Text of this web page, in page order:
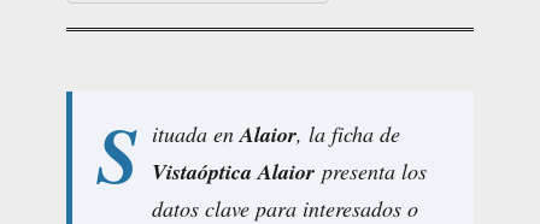
S ituada enAlaior, la ficha de
Vistaóptica Alaior presenta los
datos clave para interesados o